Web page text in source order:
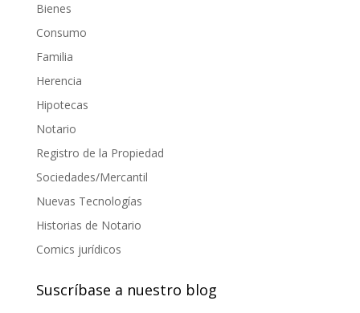
Bienes
Consumo
Familia
Herencia
Hipotecas
Notario
Registro de la Propiedad
Sociedades/Mercantil
Nuevas Tecnologías
Historias de Notario
Comics jurídicos
Suscríbase a nuestro blog